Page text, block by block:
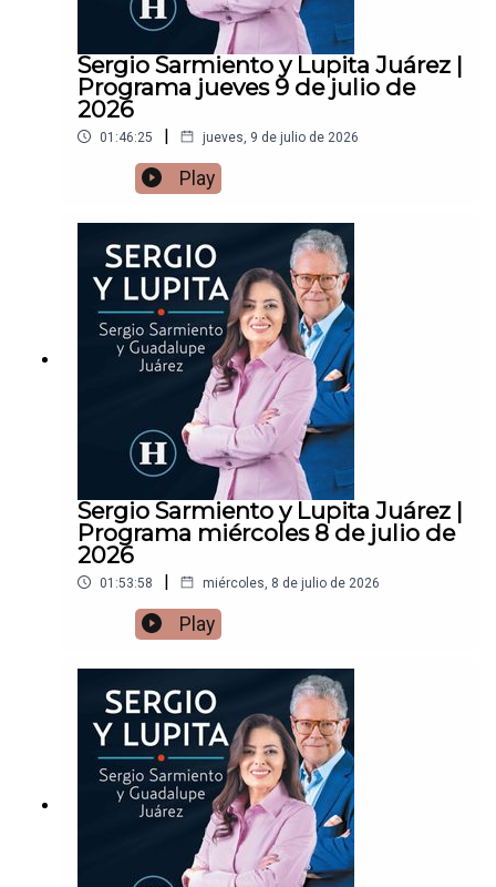
Sergio Sarmiento y Lupita Juárez |
Programa jueves 9 de julio de
2026
01:46:25 | jueves, 9 de julio de 2026
Play
Sergio Sarmiento y Lupita Juárez |
Programa miércoles 8 de julio de
2026
01:53:58 | miércoles, 8 de julio de 2026
Play